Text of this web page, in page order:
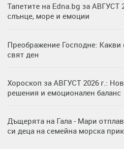
Тапетите на Edna.bg за АВГУСТ
слънце, море и емоции
Преображение Господне: Какви
свят ден
Хороскоп за АВГУСТ 2026 г.:
решения и емоционален баланс
Дъщерята на Гала - Мари
си деца на семейна морска